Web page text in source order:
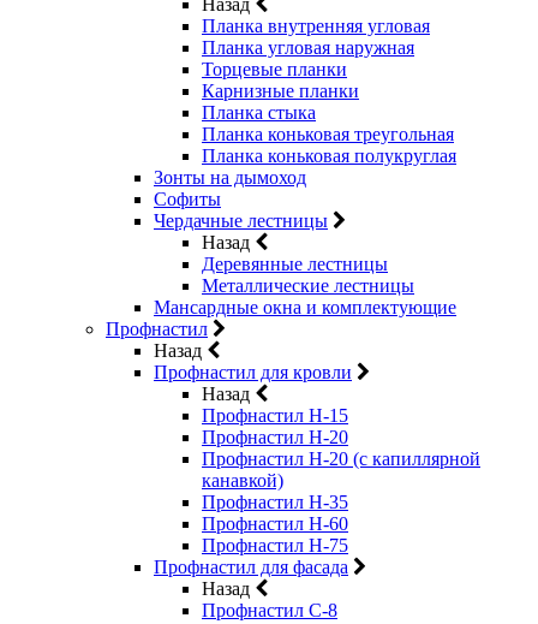
Назад
Планка внутренняя угловая
Планка угловая наружная
Торцевые планки
Карнизные планки
Планка стыка
Планка коньковая треугольная
Планка коньковая полукруглая
Зонты на дымоход
Софиты
Чердачные лестницы
Назад
Деревянные лестницы
Металлические лестницы
Мансардные окна и комплектующие
Профнастил
Назад
Профнастил для кровли
Назад
Профнастил Н-15
Профнастил Н-20
Профнастил Н-20 (с капиллярной
канавкой)
Профнастил Н-35
Профнастил Н-60
Профнастил Н-75
Профнастил для фасада
Назад
Профнастил С-8